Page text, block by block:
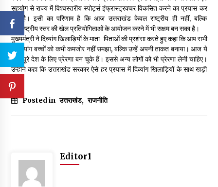
सहयोग से राज्य में विश्वस्तरीय स्पोर्ट्स इंफ्रास्ट्रक्चर विकसित करने का प्रयास कर
रही है। इसी का परिणाम है कि आज उत्तराखंड केवल राष्ट्रीय ही नहीं, बल्कि
अंतर्राष्ट्रीय स्तर की खेल प्रतियोगिताओं के आयोजन करने में भी सक्षम बन सका है।
मुख्यमंत्री ने दिव्यांग खिलाड़ियों के माता-पिताओं की प्रशंसा करते हुए कहा कि आप सभी
ने दिव्यांग बच्चों को कभी कमजोर नहीं समझा, बल्कि उन्हें अपनी ताकत बनाया। आज ये
बच्चे पूरे देश के लिए प्रेरणा बन चुके हैं। इससे अन्य लोगों को भी प्रेरणा लेनी चाहिए।
उन्होंने कहा कि उत्तराखंड सरकार ऐसे हर प्रयास में दिव्यांग खिलाड़ियों के साथ खड़ी
Posted in उत्तराखंड, राजनीति
Editor1